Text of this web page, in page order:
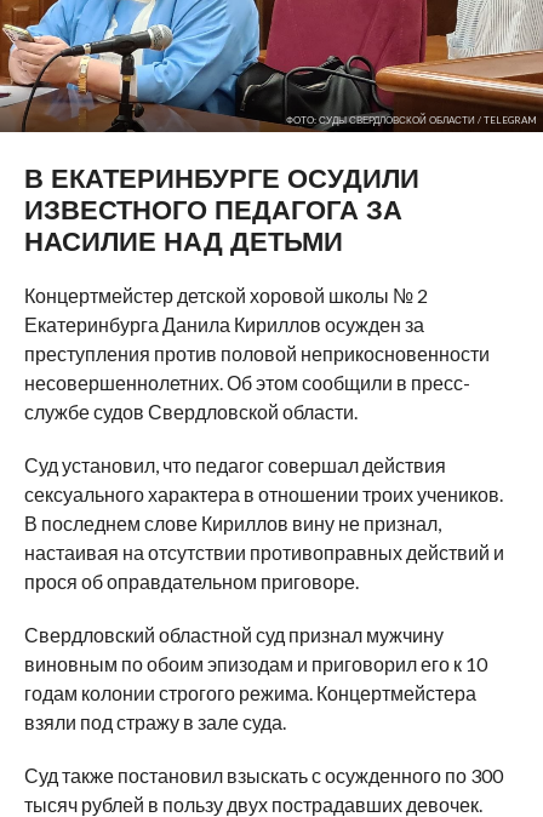
ФОТО: СУДЫ СВЕРДЛОВСКОЙ ОБЛАСТИ / TELEGRAM
В ЕКАТЕРИНБУРГЕ ОСУДИЛИ
ИЗВЕСТНОГО ПЕДАГОГА ЗА
НАСИЛИЕ НАД ДЕТЬМИ
Концертмейстер детской хоровой школы № 2
Екатеринбурга Данила Кириллов осужден за
преступления против половой неприкосновенности
несовершеннолетних. Об этом сообщили в пресс-
службе судов Свердловской области.
Суд установил, что педагог совершал действия
сексуального характера в отношении троих учеников.
В последнем слове Кириллов вину не признал,
настаивая на отсутствии противоправных действий и
прося об оправдательном приговоре.
Свердловский областной суд признал мужчину
виновным по обоим эпизодам и приговорил его к 10
годам колонии строгого режима. Концертмейстера
взяли под стражу в зале суда.
Суд также постановил взыскать с осужденного по 300
тысяч рублей в пользу двух пострадавших девочек.